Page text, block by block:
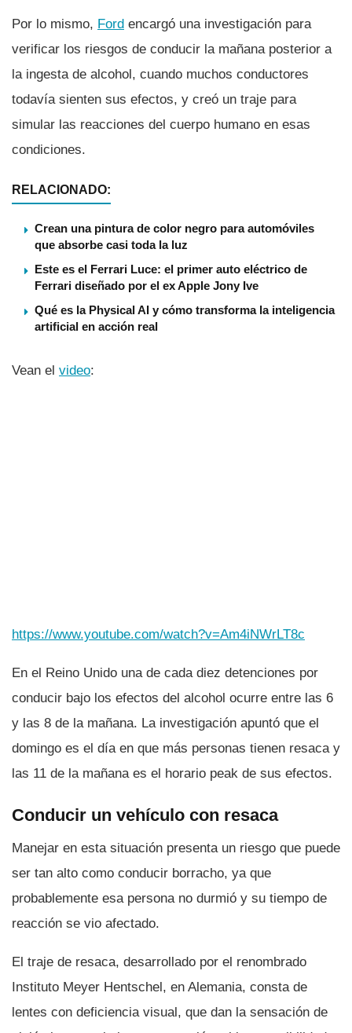
Por lo mismo, Ford encargó una investigación para
verificar los riesgos de conducir la mañana posterior a
la ingesta de alcohol, cuando muchos conductores
todaví­a sienten sus efectos, y creó un traje para
simular las reacciones del cuerpo humano en esas
condiciones.
RELACIONADO:
Crean una pintura de color negro para automóviles
que absorbe casi toda la luz
Este es el Ferrari Luce: el primer auto eléctrico de
Ferrari diseñado por el ex Apple Jony Ive
Qué es la Physical AI y cómo transforma la inteligencia
artificial en acción real
Vean el video:
https://www.youtube.com/watch?v=Am4iNWrLT8c
En el Reino Unido una de cada diez detenciones por
conducir bajo los efectos del alcohol ocurre entre las 6
y las 8 de la mañana. La investigación apuntó que el
domingo es el dí­a en que más personas tienen resaca y
las 11 de la mañana es el horario peak de sus efectos.
Conducir un vehí­culo con resaca
Manejar en esta situación presenta un riesgo que puede
ser tan alto como conducir borracho, ya que
probablemente esa persona no durmió y su tiempo de
reacción se vio afectado.
El traje de resaca, desarrollado por el renombrado
Instituto Meyer Hentschel, en Alemania, consta de
lentes con deficiencia visual, que dan la sensación de